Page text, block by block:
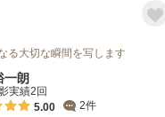
る大切な瞬間を写します
一朗
実績2回
5.00
2件